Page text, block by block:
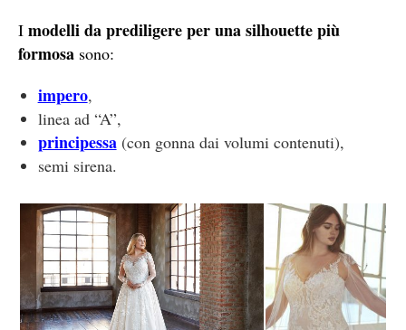
I modelli da prediligere per una silhouette più
formosa sono:
impero,
linea ad “A”,
principessa(con gonna dai volumi contenuti),
semi sirena.